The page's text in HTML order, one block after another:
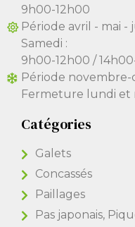
9h00-12h00
Période avril - mai -
Samedi :
9h00-12h00 /
Période
Fermeture lundi et
Catégories
Galets
Concassés
Paillages
Pas japonais,